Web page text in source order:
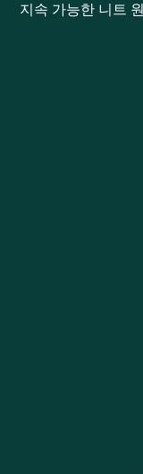
지속 가능한 니트